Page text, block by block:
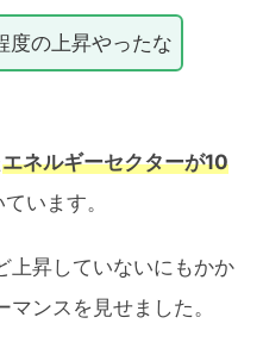
度の上昇やったな
エネルギーセクターが10
います。
上昇していないにもかか
ンスを見せました。